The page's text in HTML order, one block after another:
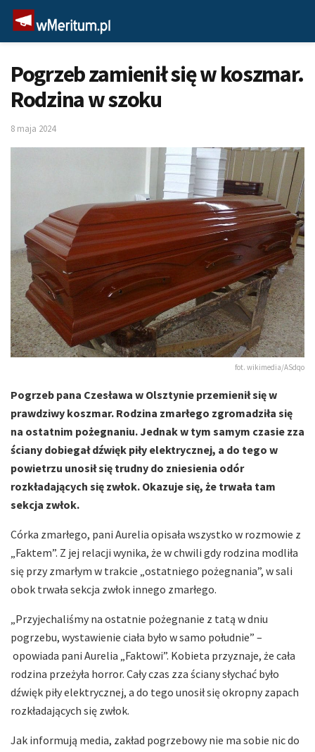
Pogrzeb zamienił się w koszmar.
Rodzina w szoku
8 maja 2024
fot. wikimedia/ASdqo
Pogrzeb pana Czesława w Olsztynie przemienił się w
prawdziwy koszmar. Rodzina zmarłego zgromadziła się
na ostatnim pożegnaniu. Jednak w tym samym czasie zza
ściany dobiegał dźwięk piły elektrycznej, a do tego w
powietrzu unosił się trudny do zniesienia odór
rozkładających się zwłok. Okazuje się, że trwała tam
sekcja zwłok.
Córka zmarłego, pani Aurelia opisała wszystko w rozmowie z
„Faktem”. Z jej relacji wynika, że w chwili gdy rodzina modliła
się przy zmarłym w trakcie „ostatniego pożegnania”, w sali
obok trwała sekcja zwłok innego zmarłego.
„Przyjechaliśmy na ostatnie pożegnanie z tatą w dniu
pogrzebu, wystawienie ciała było w samo południe” –
opowiada pani Aurelia „Faktowi”. Kobieta przyznaje, że cała
rodzina przeżyła horror. Cały czas zza ściany słychać było
dźwięk piły elektrycznej, a do tego unosił się okropny zapach
rozkładających się zwłok.
Jak informują media, zakład pogrzebowy nie ma sobie nic do